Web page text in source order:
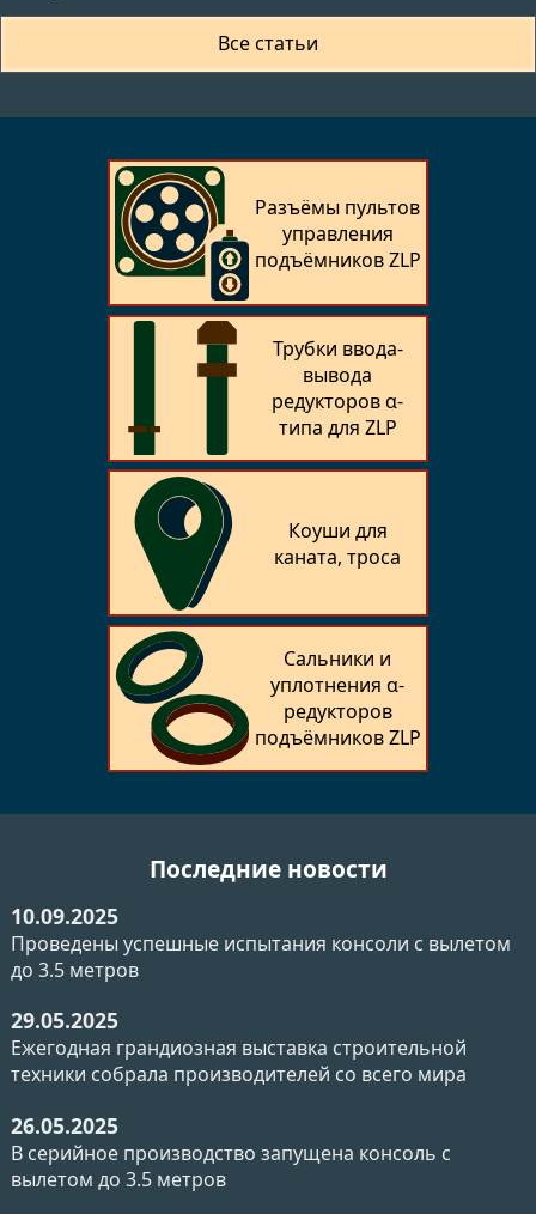
Все статьи
Разъёмы пультов
управления
подъёмников ZLP
Трубки ввода-
вывода
редукторов α-
типа для ZLP
Коуши для
каната, троса
Сальники и
уплотнения α-
редукторов
подъёмников ZLP
Последние новости
10.09.2025
Проведены успешные испытания консоли с вылетом
до 3.5 метров
29.05.2025
Ежегодная грандиозная выставка строительной
техники собрала производителей со всего мира
26.05.2025
В серийное производство запущена консоль с
вылетом до 3.5 метров